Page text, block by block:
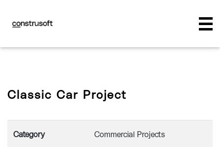
Classic Car Project
Category Commercial Projects